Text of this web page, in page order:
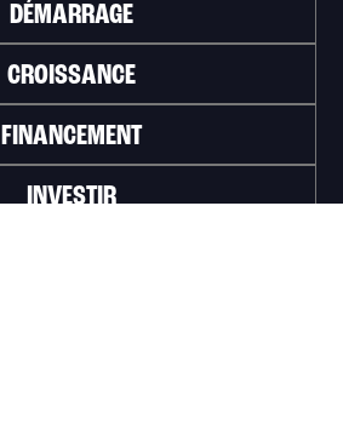
DÉMARRAGE
CROISSANCE
FINANCEMENT
INVESTIR